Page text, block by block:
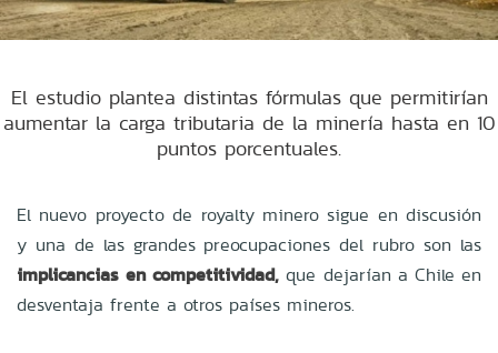
El estudio plantea distintas fórmulas que permitirían
aumentar la carga tributaria de la minería hasta en 10
puntos porcentuales.
El nuevo proyecto de royalty minero sigue en discusión
y una de las grandes preocupaciones del rubro son las
implicancias en competitividad, que dejarían a Chile en
desventaja frente a otros países mineros.